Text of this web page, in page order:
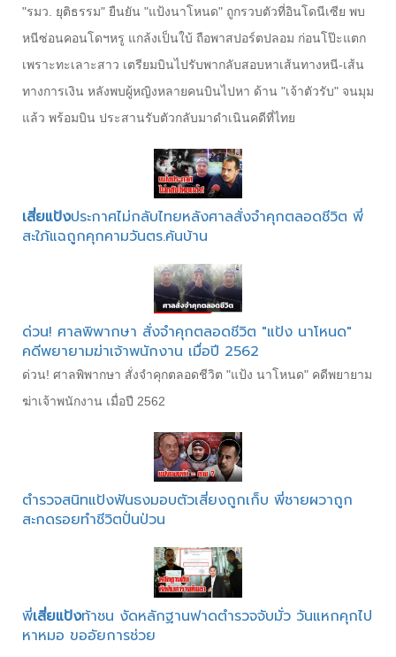
"รมว. ยุติธรรม" ยืนยัน "แป้งนาโหนด" ถูกรวบตัวที่อินโดนีเซีย พบ
หนีซ่อนคอนโดฯหรู แกล้งเป็นใบ้ ถือพาสปอร์ตปลอม ก่อนโป๊ะแตก
เพราะทะเลาะสาว เตรียมบินไปรับพากลับสอบหาเส้นทางหนี-เส้น
ทางการเงิน หลังพบผู้หญิงหลายคนบินไปหา ด้าน "เจ้าตัวรับ" จนมุม
แล้ว พร้อมบิน ประสานรับตัวกลับมาดำเนินคดีที่ไทย
เสี่ยแป้งประกาศไม่กลับไทยหลังศาลสั่งจำคุกตลอดชีวิต พี่
สะใภ้แฉถูกคุกคามวันตร.ค้นบ้าน
ด่วน! ศาลพิพากษา สั่งจำคุกตลอดชีวิต "แป้ง นาโหนด"
คดีพยายามฆ่าเจ้าพนักงาน เมื่อปี 2562
ด่วน! ศาลพิพากษา สั่งจำคุกตลอดชีวิต "แป้ง นาโหนด" คดีพยายาม
ฆ่าเจ้าพนักงาน เมื่อปี 2562
ตำรวจสนิทแป้งฟันธงมอบตัวเสี่ยงถูกเก็บ พี่ชายผวาถูก
สะกดรอยทำชีวิตปั่นป่วน
พี่เสี่ยแป้งท้าชน งัดหลักฐานฟาดตำรวจจับมั่ว วันแหกคุกไป
หาหมอ ขออัยการช่วย